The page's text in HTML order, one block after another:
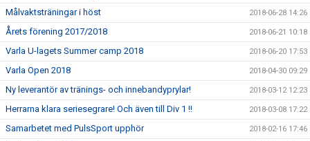
Målvaktsträningar i höst 2018-06-28 14:26
Årets förening 2017/2018 2018-06-21 10:18
Varla U-lagets Summer camp 2018 2018-06-20 17:53
Varla Open 2018 2018-04-30 09:29
Ny leverantör av tränings- och innebandyprylar! 2018-03-12 12:23
Herrarna klara seriesegrare! Och även till Div 1 !! 2018-03-08 17:22
Samarbetet med PulsSport upphör 2018-02-16 17:46